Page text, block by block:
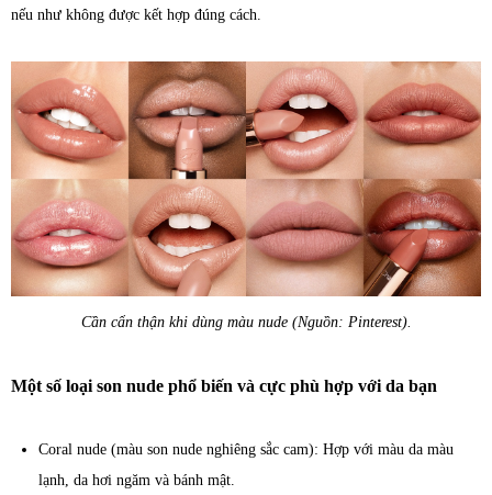
nếu như không được kết hợp đúng cách.
Cần cẩn thận khi dùng màu nude (Nguồn: Pinterest).
Một số loại son nude phổ biến và cực phù hợp với da bạn
Coral nude (màu son nude nghiêng sắc cam): Hợp với màu da màu
lạnh, da hơi ngăm và bánh mật.